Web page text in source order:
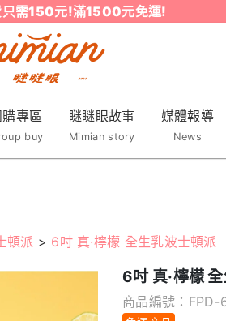
只需150元!滿1500元免運!
購專區
buy
瞇瞇眼故事
Mimian story
媒體報導
News
頓派 > 6吋 真·檸檬 全生乳波士頓派
6吋 真·檸檬
商品編號：FPD-